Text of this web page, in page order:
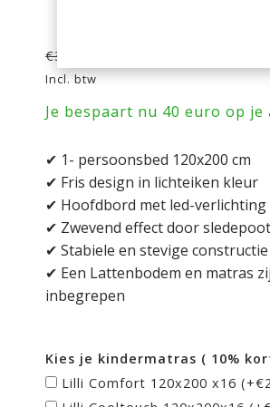
€369,00
Incl. btw
Je bespaart nu 40 euro op je
✔ 1- persoonsbed 120x200 cm
✔ Fris design in lichteiken kleur
✔ Hoofdbord met led-verlichting
✔ Zwevend effect door
✔ Stabiele en stevige constructie
✔ Een Lattenbodem en matras
inbegrepen
Kies je kindermatras ( 10%
Lilli Comfort 120x200 x16